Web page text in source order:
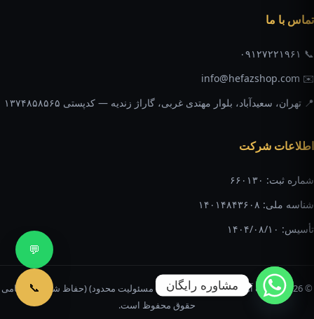
تماس با ما
📞 ۰۹۱۲۷۲۲۱۹۶۱
✉️ info@hefazshop.com
📍 تهران، سعیدآباد، بلوار مهتدی غربی، گاراژ زندیه — کدپستی ۱۳۷۴۸۵۸۵۶۵
اطلاعات شرکت
شماره ثبت: ۶۶۰۱۳۰
شناسه ملی: ۱۴۰۱۴۸۴۳۶۰۸
تأسیس: ۱۴۰۴/۰۸/۱۰
© 2026 شرکت آهنگری برادران عباسی (با مسئولیت محدود) (حفاظ شاپ) — تمامی
حقوق محفوظ است.
💬
📞 مشاوره رایگان